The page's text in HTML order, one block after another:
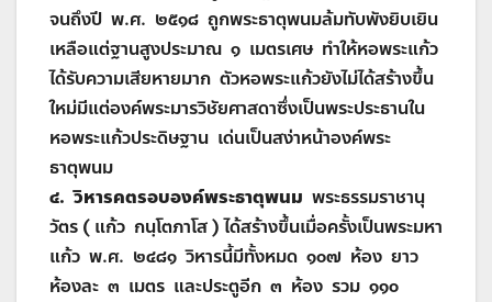
จนถึงปี พ.ศ. ๒๕๑๘ ถูกพระธาตุพนมล้มทับพังยิบเยิน
เหลือแต่ฐานสูงประมาณ ๑ เมตรเศษ ทำให้หอพระแก้ว
ได้รับความเสียหายมาก ตัวหอพระแก้วยังไม่ได้สร้างขึ้น
ใหม่มีแต่องค์พระมารวิชัยศาสดาซึ่งเป็นพระประธานใน
หอพระแก้วประดิษฐาน เด่นเป็นสง่าหน้าองค์พระ
ธาตุพนม
๔. วิหารคตรอบองค์พระธาตุพนม พระธรรมราชานุ
วัตร ( แก้ว กนฺโตภาโส ) ได้สร้างขึ้นเมื่อครั้งเป็นพระมหา
แก้ว พ.ศ. ๒๔๘๑ วิหารนี้มีทั้งหมด ๑๐๗ ห้อง ยาว
ห้องละ ๓ เมตร และประตูอีก ๓ ห้อง รวม ๑๑๐